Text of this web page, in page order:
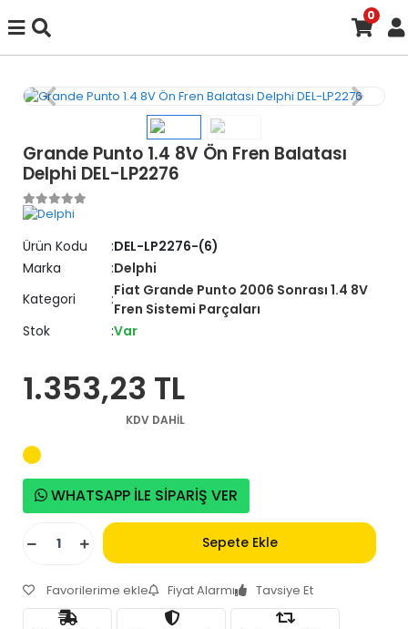
0
Grande Punto 1.4 8V Ön Fren Balatası
Delphi DEL-LP2276
Ürün Kodu
DEL-LP2276-(6)
Marka
Delphi
Kategori
Fiat Grande Punto 2006 Sonrası 1.4 8V
Fren Sistemi Parçaları
Stok
Var
1.353,23 TL
KDV DAHİL
WHATSAPP İLE SİPARİŞ VER
Sepete Ekle
Favorilerime ekle Fiyat Alarmı Tavsiye Et